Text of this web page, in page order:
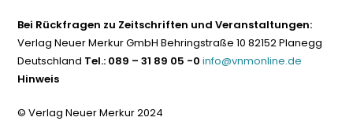
Bei Rückfragen zu Zeitschriften und Veranstaltungen:
Verlag Neuer Merkur GmbH Behringstraße 10 82152 Planegg
Deutschland Tel.: 089 – 31 89 05 -0 info@vnmonline.de
Hinweis
© Verlag Neuer Merkur 2024